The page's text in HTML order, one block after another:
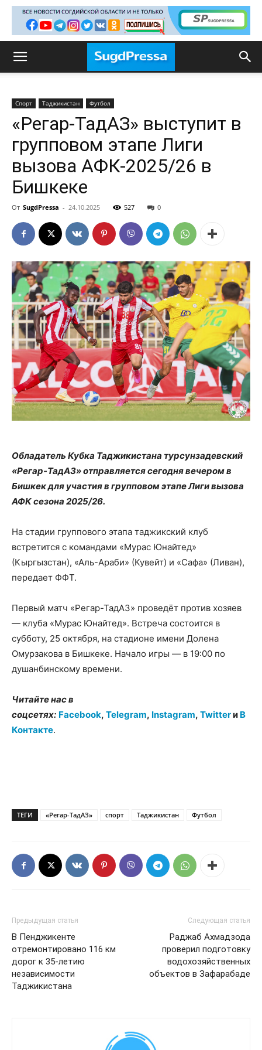
Спорт Таджикистан Футбол
«Регар-ТадАЗ» выступит в
групповом этапе Лиги
вызова АФК-2025/26 в
Бишкеке
От SugdPressa - 24.10.2025 527 0
Обладатель Кубка Таджикистана турсунзадевский
«Регар-ТадАЗ» отправляется сегодня вечером в
Бишкек для участия в групповом этапе Лиги вызова
АФК сезона 2025/26.
На стадии группового этапа таджикский клуб
встретится с командами «Мурас Юнайтед»
(Кыргызстан), «Аль-Араби» (Кувейт) и «Сафа» (Ливан),
передает ФФТ.
Первый матч «Регар-ТадАЗ» проведёт против хозяев
— клуба «Мурас Юнайтед». Встреча состоится в
субботу, 25 октября, на стадионе имени Долена
Омурзакова в Бишкеке. Начало игры — в 19:00 по
душанбинскому времени.
Читайте нас в
соцсетях: Facebook, Telegram, Instagram, Twitterи В
Контакте.
ТЕГИ «Регар-ТадАЗ» спорт Таджикистан Футбол
Предыдущая статья
В Пенджикенте
отремонтировано 116 км
дорог к 35-летию
независимости
Таджикистана
Следующая статья
Раджаб Ахмадзода
проверил подготовку
водохозяйственных
объектов в Зафарабаде